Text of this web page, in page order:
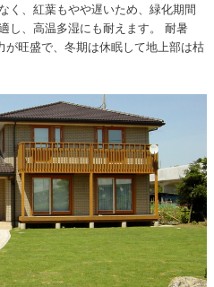
く、紅葉もやや遅いため、緑化期間
し、高温多湿にも耐えます。 耐暑
旺盛で、冬期は休眠して地上部は枯